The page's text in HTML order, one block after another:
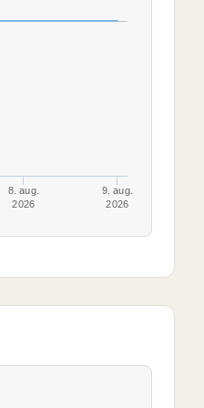
8. aug.
2026
9. aug.
2026